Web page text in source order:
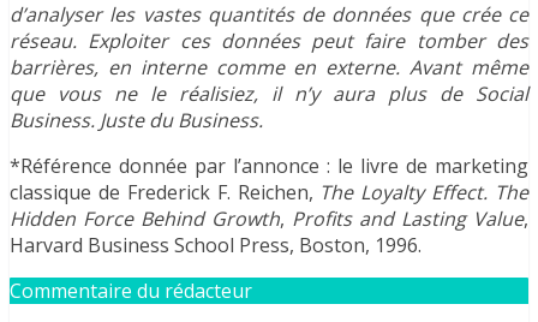
d’analyser les vastes quantités de données que crée ce
réseau. Exploiter ces données peut faire tomber des
barrières, en interne comme en externe. Avant même
que vous ne le réalisiez, il n’y aura plus de Social
Business. Juste du Business.
*Référence donnée par l’annonce : le livre de marketing
classique de Frederick F. Reichen, The Loyalty Effect. The
Hidden Force Behind Growth, Profits and Lasting Value,
Harvard Business School Press, Boston, 1996.
Commentaire du rédacteur